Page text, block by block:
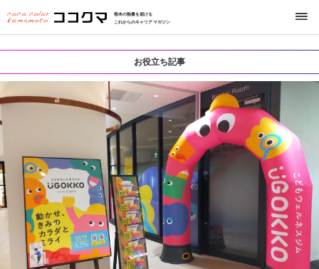
熊本の熱量を届ける
これからのキャリアマガジン
お役立ち記事